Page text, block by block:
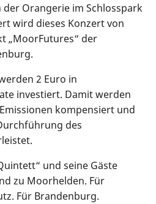
Orangerie im Schlosspark
wird dieses Konzert von
„MoorFutures“ der
2 Euro in
investiert. Damit werden
kompensiert und
des
und seine Gäste
zu Moorhelden. Für
Für Brandenburg.